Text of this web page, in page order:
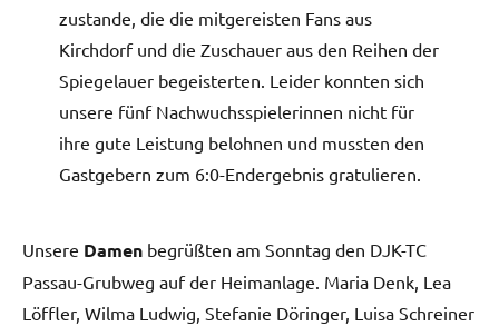
zustande, die die mitgereisten Fans aus
Kirchdorf und die Zuschauer aus den Reihen der
Spiegelauer begeisterten. Leider konnten sich
unsere fünf Nachwuchsspielerinnen nicht für
ihre gute Leistung belohnen und mussten den
Gastgebern zum 6:0-Endergebnis gratulieren.
Unsere Damen begrüßten am Sonntag den DJK-TC
Passau-Grubweg auf der Heimanlage. Maria Denk, Lea
Löffler, Wilma Ludwig, Stefanie Döringer, Luisa Schreiner